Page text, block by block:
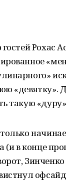
гостей Рохас
«девятку».
такую
(и в конце
Зинченко